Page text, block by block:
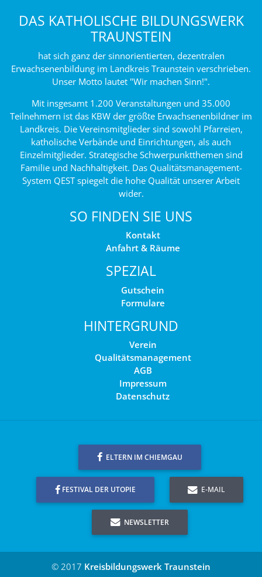
DAS KATHOLISCHE BILDUNGSWERK
TRAUNSTEIN
hat sich ganz der sinnorientierten, dezentralen
Erwachsenenbildung im Landkreis Traunstein verschrieben.
Unser Motto lautet "Wir machen Sinn!".
Mit insgesamt 1.200 Veranstaltungen und 35.000
Teilnehmern ist das KBW der größte Erwachsenenbildner im
Landkreis. Die Vereinsmitglieder sind sowohl Pfarreien,
katholische Verbände und Einrichtungen, als auch
Einzelmitglieder. Strategische Schwerpunktthemen sind
Familie und Nachhaltigkeit. Das Qualitätsmanagement-
System QEST spiegelt die hohe Qualität unserer Arbeit
wider.
SO FINDEN SIE UNS
Kontakt
Anfahrt & Räume
SPEZIAL
Gutschein
Formulare
HINTERGRUND
Verein
Qualitätsmanagement
AGB
Impressum
Datenschutz
ELTERN IM CHIEMGAU
FESTIVAL DER UTOPIE E-MAIL
NEWSLETTER
© 2017 Kreisbildungswerk Traunstein